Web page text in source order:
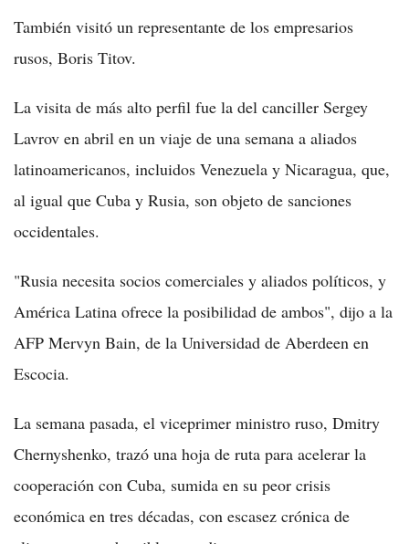
También visitó un representante de los empresarios
rusos, Boris Titov.
La visita de más alto perfil fue la del canciller Sergey
Lavrov en abril en un viaje de una semana a aliados
latinoamericanos, incluidos Venezuela y Nicaragua, que,
al igual que Cuba y Rusia, son objeto de sanciones
occidentales.
"Rusia necesita socios comerciales y aliados políticos, y
América Latina ofrece la posibilidad de ambos", dijo a la
AFP Mervyn Bain, de la Universidad de Aberdeen en
Escocia.
La semana pasada, el viceprimer ministro ruso, Dmitry
Chernyshenko, trazó una hoja de ruta para acelerar la
cooperación con Cuba, sumida en su peor crisis
económica en tres décadas, con escasez crónica de